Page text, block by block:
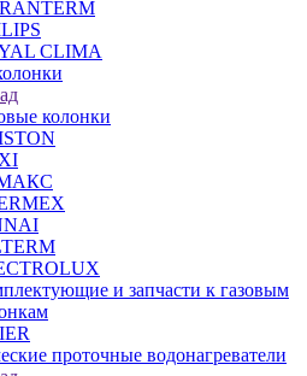
CLIMA
колонки
и запчасти к газовым
проточные водонагреватели